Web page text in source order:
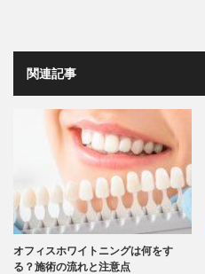
関連記事
オフィスホワイトニングは何をす
る？施術の流れと注意点